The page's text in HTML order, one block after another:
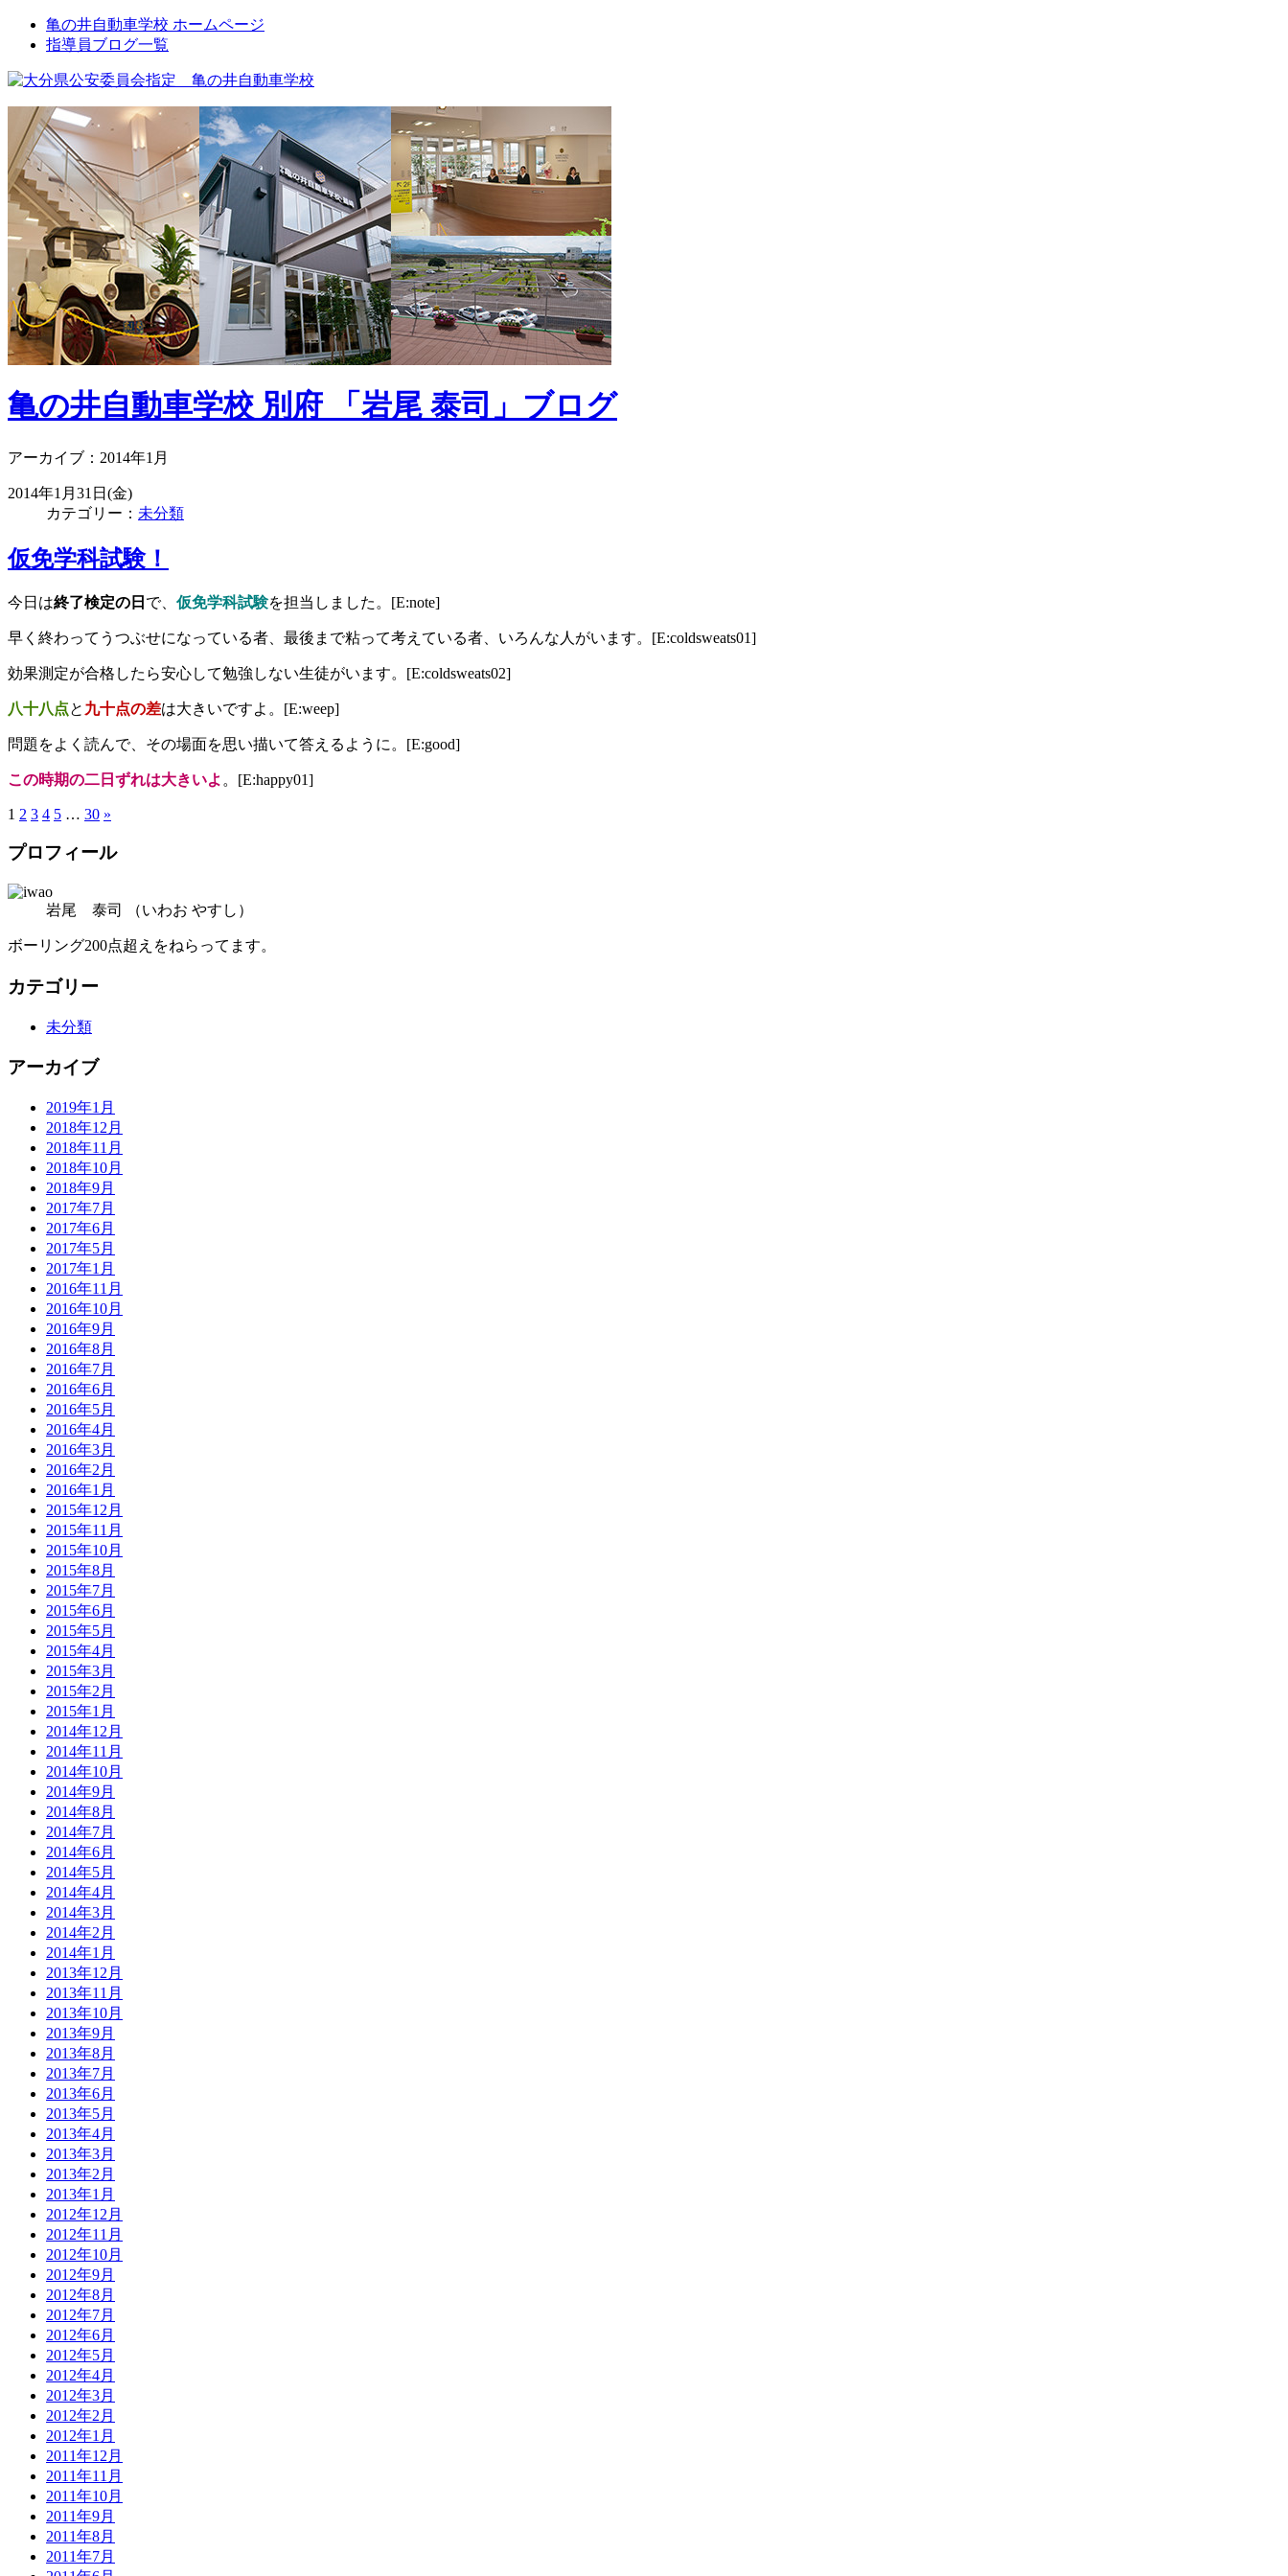
亀の井自動車学校 ホームページ
指導員ブログ一覧
亀の井自動車学校 別府 「岩尾 泰司」ブログ
アーカイブ：2014年1月
2014年1月31日(金)
カテゴリー： 未分類
仮免学科試験！
今日は終了検定の日 で、 仮免学科試験を担当しました。[E:note]
早く終わってうつぶせになっている者、最後まで粘って考えている者、いろんな人がいます。[E:coldsweats01]
効果測定が合格したら安心して勉強しない生徒がいます。[E:coldsweats02]
八十八点と 九十点の差は大きいですよ。[E:weep]
問題をよく読んで、その場面を思い描いて答えるように。[E:good]
この時期の二日ずれは大きいよ 。[E:happy01]
1 2 3 4 5 … 30 »
プロフィール
岩尾 泰司 （いわお やすし）
ボーリング200点超えをねらってます。
カテゴリー
未分類
アーカイブ
2019年1月
2018年12月
2018年11月
2018年10月
2018年9月
2017年7月
2017年6月
2017年5月
2017年1月
2016年11月
2016年10月
2016年9月
2016年8月
2016年7月
2016年6月
2016年5月
2016年4月
2016年3月
2016年2月
2016年1月
2015年12月
2015年11月
2015年10月
2015年8月
2015年7月
2015年6月
2015年5月
2015年4月
2015年3月
2015年2月
2015年1月
2014年12月
2014年11月
2014年10月
2014年9月
2014年8月
2014年7月
2014年6月
2014年5月
2014年4月
2014年3月
2014年2月
2014年1月
2013年12月
2013年11月
2013年10月
2013年9月
2013年8月
2013年7月
2013年6月
2013年5月
2013年4月
2013年3月
2013年2月
2013年1月
2012年12月
2012年11月
2012年10月
2012年9月
2012年8月
2012年7月
2012年6月
2012年5月
2012年4月
2012年3月
2012年2月
2012年1月
2011年12月
2011年11月
2011年10月
2011年9月
2011年8月
2011年7月